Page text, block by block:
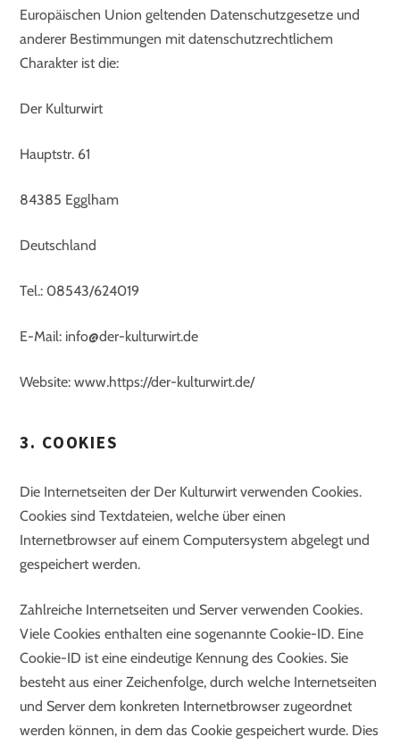
Europäischen Union geltenden Datenschutzgesetze und
anderer Bestimmungen mit datenschutzrechtlichem
Charakter ist die:
Der Kulturwirt
Hauptstr. 61
84385 Egglham
Deutschland
Tel.: 08543/624019
E-Mail: info@der-kulturwirt.de
Website: www.https://der-kulturwirt.de/
3. COOKIES
Die Internetseiten der Der Kulturwirt verwenden Cookies.
Cookies sind Textdateien, welche über einen
Internetbrowser auf einem Computersystem abgelegt und
gespeichert werden.
Zahlreiche Internetseiten und Server verwenden Cookies.
Viele Cookies enthalten eine sogenannte Cookie-ID. Eine
Cookie-ID ist eine eindeutige Kennung des Cookies. Sie
besteht aus einer Zeichenfolge, durch welche Internetseiten
und Server dem konkreten Internetbrowser zugeordnet
werden können, in dem das Cookie gespeichert wurde. Dies